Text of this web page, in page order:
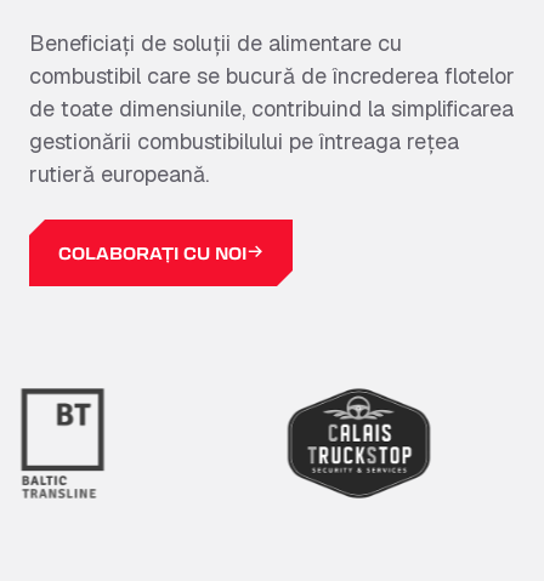
încredere UK Fuels, care oferă prețuri
transparente și modalități simple de plată.
călătoriți mai departe, SNAP vă
facilitează accesul la combustibilul de
care aveți nevoie.
AFLĂ MAI MULTE
Beneficiați de soluții de alimentare cu
combustibil care se bucură de încrederea flotelor
de toate dimensiunile, contribuind la simplificarea
gestionării combustibilului pe întreaga rețea
rutieră europeană.
COLABORAȚI CU NOI